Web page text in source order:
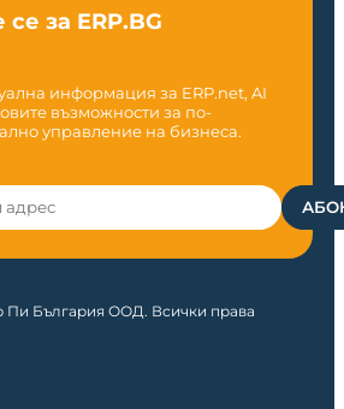
за ERP.BG
информация за ERP.net, AI
възможности за по-
управление на бизнеса.
България ООД. Всички права